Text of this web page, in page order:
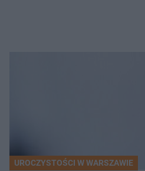
UROCZYSTOŚCI W WARSZAWIE